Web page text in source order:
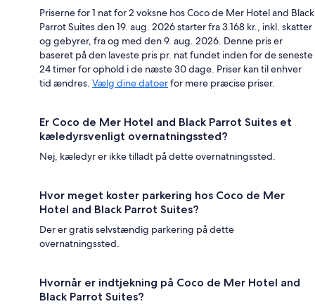
Priserne for 1 nat for 2 voksne hos Coco de Mer Hotel and Black
Parrot Suites den 19. aug. 2026 starter fra 3.168 kr., inkl. skatter
og gebyrer, fra og med den 9. aug. 2026. Denne pris er
baseret på den laveste pris pr. nat fundet inden for de seneste
24 timer for ophold i de næste 30 dage. Priser kan til enhver
tid ændres. Vælg dine datoerfor mere præcise priser.
Er Coco de Mer Hotel and Black Parrot Suites et
kæledyrsvenligt overnatningssted?
Nej, kæledyr er ikke tilladt på dette overnatningssted.
Hvor meget koster parkering hos Coco de Mer
Hotel and Black Parrot Suites?
Der er gratis selvstændig parkering på dette
overnatningssted.
Hvornår er indtjekning på Coco de Mer Hotel and
Black Parrot Suites?